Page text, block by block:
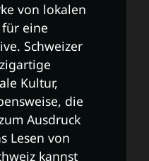
von lokalen
eine
Schweizer
Kultur,
die
Ausdruck
Lesen von
kannst